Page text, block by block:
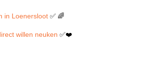
in Loenersloot ✅ 🌈
willen neuken✅❤️